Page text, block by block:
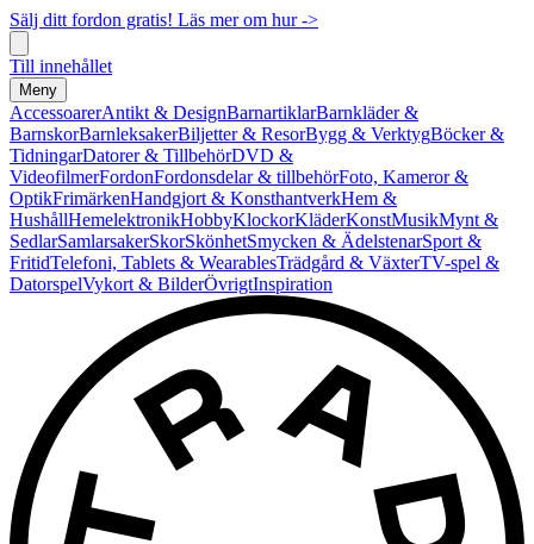
Sälj ditt fordon gratis! Läs mer om hur ->
Till innehållet
Meny
AccessoarerAntikt & DesignBarnartiklarBarnkläder &
BarnskorBarnleksakerBiljetter & ResorBygg & VerktygBöcker &
TidningarDatorer & TillbehörDVD &
VideofilmerFordonFordonsdelar & tillbehörFoto, Kameror &
OptikFrimärkenHandgjort & KonsthantverkHem &
HushållHemelektronikHobbyKlockorKläderKonstMusikMynt &
SedlarSamlarsakerSkorSkönhetSmycken & ÄdelstenarSport &
FritidTelefoni, Tablets & WearablesTrädgård & VäxterTV-spel &
DatorspelVykort & BilderÖvrigtInspiration